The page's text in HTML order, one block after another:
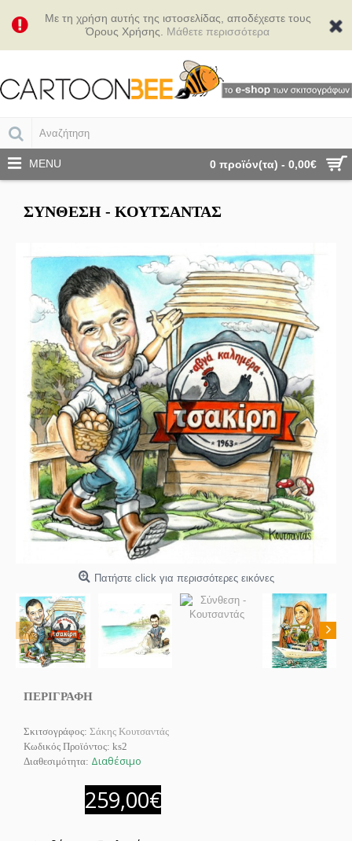
Με τη χρήση αυτής της ιστοσελίδας, αποδέχεστε τους
Όρους Χρήσης. Μάθετε περισσότερα
0 προϊόν(τα) - 0,00€
MENU
ΣΎΝΘΕΣΗ - ΚΟΥΤΣΑΝΤΆΣ
Πατήστε click για περισσότερες εικόνες
ΠΕΡΙΓΡΑΦΗ
Σκιτσογράφος: Σάκης Κουτσαντάς
Κωδικός Προϊόντος: ks2
Διαθεσιμότητα: Διαθέσιμο
259,00€